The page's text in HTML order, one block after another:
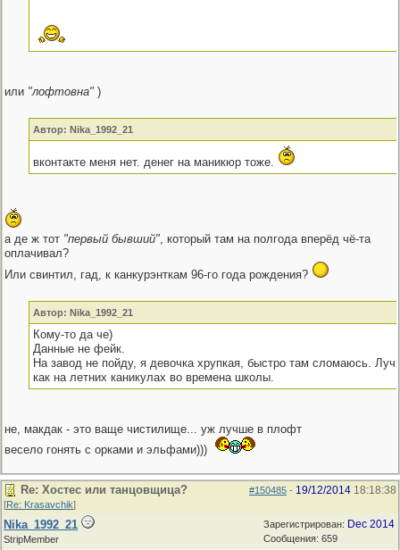
или "лофтовна" )
Автор: Nika_1992_21
вконтакте меня нет. денег на маникюр тоже.
а де ж тот "первый бывший", который там на полгода вперёд чё-та
оплачивал?
Или свинтил, гад, к канкурэнткам 96-го года рождения?
Автор: Nika_1992_21
Кому-то да че)
Данные не фейк.
На завод не пойду, я девочка хрупкая, быстро там сломаюсь.
как на летних каникулах во времена школы.
не, макдак - это ваще чистилище... уж лучше в плофт
весело гонять с орками и эльфами)))
#150485 - 19/12/2014 18:18:38
Re: Хостес или танцовщица?
[Re: Krasavchik]
Зарегистрирован: Dec 2014
Сообщения: 659
Nika_1992_21
StripMember